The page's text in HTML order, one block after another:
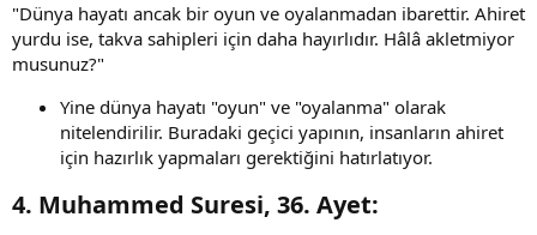
"Dünya hayatı ancak bir oyun ve oyalanmadan ibarettir. Ahiret
yurdu ise, takva sahipleri için daha hayırlıdır. Hâlâ akletmiyor
musunuz?"
Yine dünya hayatı "oyun" ve "oyalanma" olarak
nitelendirilir. Buradaki geçici yapının, insanların ahiret
için hazırlık yapmaları gerektiğini hatırlatıyor.
4. Muhammed Suresi, 36. Ayet:​